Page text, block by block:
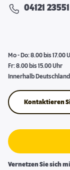
04121
Mo - Do: 8.00 bis 17.00
Fr: 8.00 bis 15.00 Uhr
Innerhalb
Kontaktieren
Vernetzen Sie sich